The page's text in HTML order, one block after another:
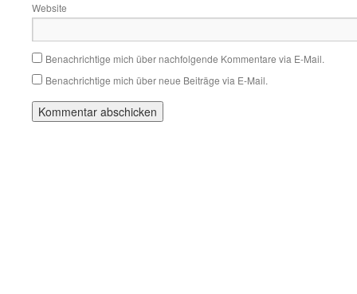
Website
Benachrichtige mich über nachfolgende Kommentare via E-Mail.
Benachrichtige mich über neue Beiträge via E-Mail.